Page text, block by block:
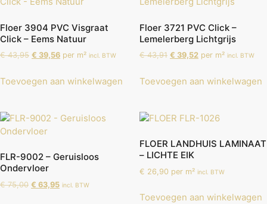
Floer 3904 PVC Visgraat
Click – Eems Natuur
€43,95 € 39,56 per m² incl. BTW
Toevoegen aan winkelwagen
Floer 3721 PVC Click –
Lemelerberg Lichtgrijs
€43,91 € 39,52 per m² incl. BTW
Toevoegen aan winkelwagen
FLR-9002 – Geruisloos
Ondervloer
€75,00 € 63,95 incl. BTW
FLOER LANDHUIS LAMINAAT
– LICHTE EIK
€ 26,90 per m² incl. BTW
Toevoegen aan winkelwagen